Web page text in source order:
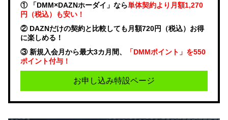
① 「DMM×DAZNホーダイ」なら単体契約より月額1,270
円（税込）も安い！
② DAZNだけの契約と比較しても月額720円（税込）お得
に楽しめる！
③ 新規入会月から最大3カ月間、
「DMMポイント」を550
ポイント付与！
お申し込み特設ページ